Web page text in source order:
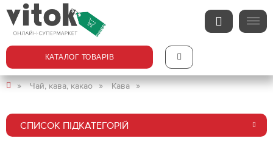
КАТАЛОГ ТОВАРІВ
Чай, кава, какао Кава
СПИСОК ПІДКАТЕГОРІЙ